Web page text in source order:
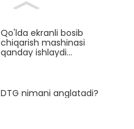
Qo'lda ekranli bosib
chiqarish mashinasi
qanday ishlaydi...
DTG nimani anglatadi?